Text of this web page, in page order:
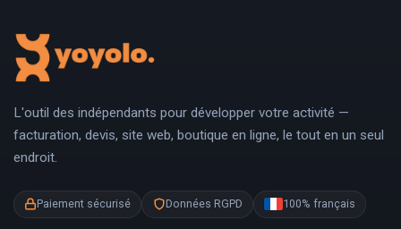
L'outil des indépendants pour développer votre activité —
facturation, devis, site web, boutique en ligne, le tout en un seul
endroit.
Paiement sécurisé Données RGPD 100% français